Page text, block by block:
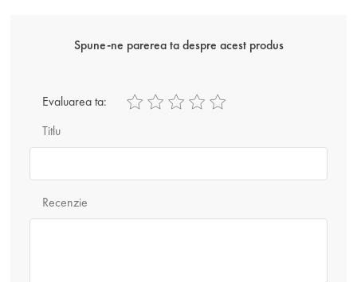
Spune-ne parerea ta despre acest produs
Titlu
Evaluarea ta:
Recenzie